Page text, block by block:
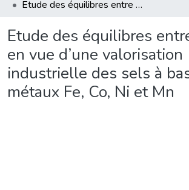
Etude des équilibres entre phases en vue d’une valorisation industrielle des sels à bases des métaux Fe, Co, Ni et Mn
Etude des équilibres
en vue d’une valorisation
industrielle des sels à
métaux Fe, Co, Ni et Mn